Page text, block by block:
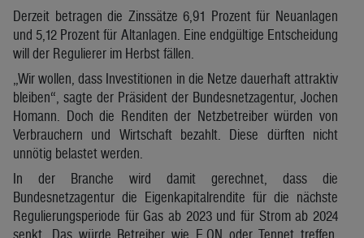
Derzeit betragen die Zinssätze 6,91 Prozent für Neuanlagen
und 5,12 Prozent für Altanlagen. Eine endgültige Entscheidung
will der Regulierer im Herbst fällen.
„Wir wollen, dass Investitionen in die Netze dauerhaft attraktiv
bleiben“, sagte der Präsident der Bundesnetzagentur, Jochen
Homann. Doch die Renditen der Netzbetreiber würden von
Verbrauchern und Wirtschaft bezahlt. Diese dürften nicht
unnötig belastet werden.
In der Branche wird damit gerechnet, dass die
Bundesnetzagentur die Eigenkapitalrendite für die nächste
Regulierungsperiode für Gas ab 2023 und für Strom ab 2024
senkt. Das würde Betreiber wie E.ON oder Tennet treffen.